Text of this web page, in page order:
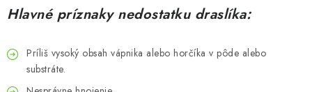
Hlavné príznaky nedostatku draslíka:
Príliš vysoký obsah vápnika alebo horčíka v pôde alebo
substráte.